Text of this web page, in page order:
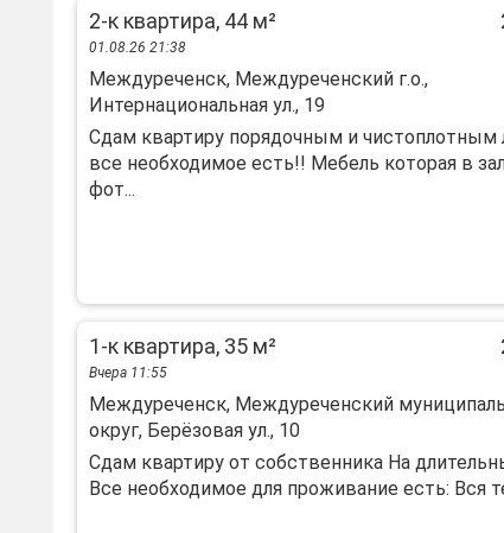
2-к квартира, 44 м²
01.08.26 21:38
Междуреченск, Междуреченский г.о.,
Интернациональная ул., 19
Сдам квартиру порядочным и
все необходимое есть!! Мебель которая в
фот...
1-к квартира, 35 м²
Вчера 11:55
Междуреченск, Междуреченский
округ, Берёзовая ул., 10
Сдам квартиру от собственника На
Все необходимое для проживание есть: Вся